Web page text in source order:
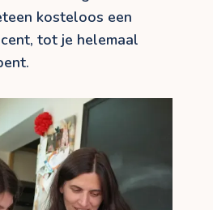
kosteloos een
tot je helemaal